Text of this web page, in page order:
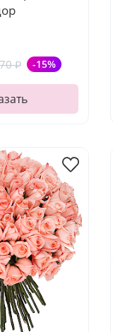
₽ -15%